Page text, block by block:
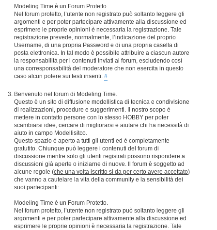
Modeling Time è un Forum Protetto.
Nel forum protetto, l’utente non registrato può soltanto leggere gli
argomenti e per poter partecipare attivamente alla discussione ed
esprimere le proprie opinioni è necessaria la registrazione. Tale
registrazione prevede, normalmente, l’indicazione del proprio
Username, di una propria Password e di una propria casella di
posta elettronica. In tal modo è possibile attribuire a ciascun autore
la responsabilità per i contenuti inviati ai forum, escludendo così
una corresponsabilità del moderatore che non esercita in questo
caso alcun potere sui testi inseriti. #
Benvenuto nel forum di Modeling Time.
Questo è un sito di diffusione modellistica di tecnica e condivisione
di realizzazioni, procedure e suggerimenti. Il nostro scopo è
mettere in contatto persone con lo stesso HOBBY per poter
scambiarsi idee, cercare di migliorarsi e aiutare chi ha necessità di
aiuto in campo Modellisitco.
Questo spazio è aperto a tutti gli utenti ed è completamente
gratutito. Chiunque può leggere i contenuti del forum di
discussione mentre solo gli utenti registrati possono rispondere a
discussioni già aperte o iniziarne di nuove. Il forum è soggetto ad
alcune regole (che una volta iscritto si da per certo avere accettato)
che vanno a cautelare la vita della community e la sensibilità dei
suoi partecipanti:
Modeling Time è un Forum Protetto.
Nel forum protetto, l’utente non registrato può soltanto leggere gli
argomenti e per poter partecipare attivamente alla discussione ed
esprimere le proprie opinioni è necessaria la registrazione. Tale